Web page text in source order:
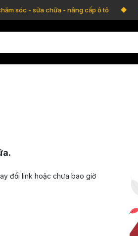
sóc - sửa chữa - nâng cấp ô tô
đổi link hoặc chưa bao giờ